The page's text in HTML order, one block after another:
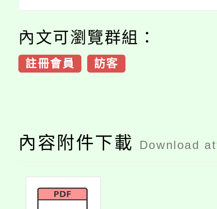
內文可瀏覽群組：
註冊會員 訪客
內容附件下載 Download